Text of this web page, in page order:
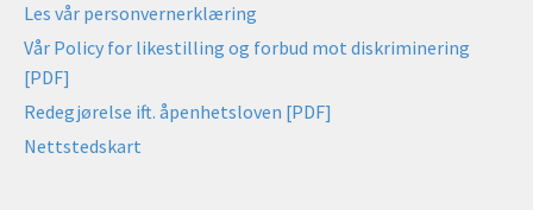
Les vår personvernerklæring
Vår Policy for likestilling og forbud mot diskriminering
[PDF]
Redegjørelse ift. åpenhetsloven [PDF]
Nettstedskart